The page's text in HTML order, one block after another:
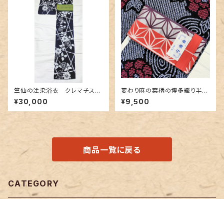
竺仙の注染浴衣 クレマチス
（鉄線に竹垣）柄
¥30,000
変わり麻の葉柄の博多織り半幅
帯 未使用品
¥9,500
商品一覧に戻る
CATEGORY